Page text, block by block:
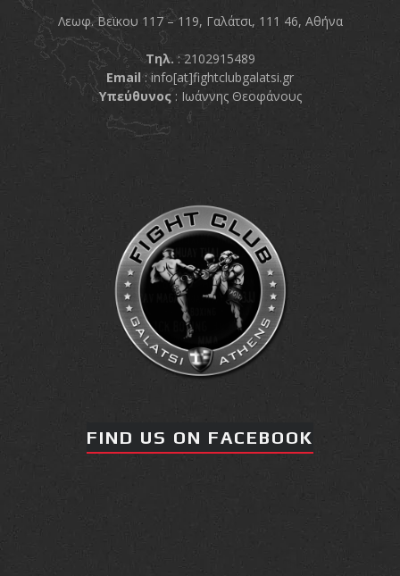
Λεωφ. Βεϊκου 117 – 119, Γαλάτσι, 111 46, Αθήνα
Τηλ. : 2102915489
Email :info[at]fightclubgalatsi.gr
Υπεύθυνος: Ιωάννης Θεοφάνους
FIND US ON FACEBOOK